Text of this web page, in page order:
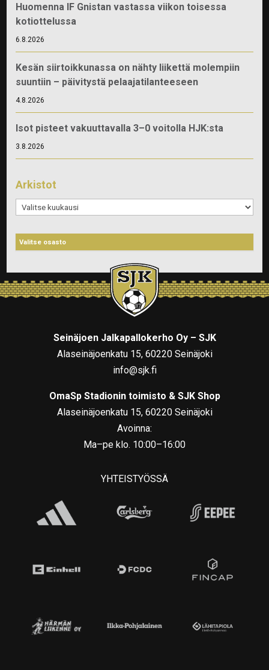
Huomenna IF Gnistan vastassa viikon toisessa
kotiottelussa
6.8.2026
Kesän siirtoikkunassa on nähty liikettä molempiin
suuntiin – päivitystä pelaajatilanteeseen
4.8.2026
Isot pisteet vakuuttavalla 3–0 voitolla HJK:sta
3.8.2026
Arkistot
Arkistot
Seinäjoen Jalkapallokerho Oy – SJK
Alaseinäjoenkatu 15, 60220 Seinäjoki
info@sjk.fi
OmaSp Stadionin toimisto & SJK Shop
Alaseinäjoenkatu 15, 60220 Seinäjoki
Avoinna:
Ma–pe klo. 10:00–16:00
YHTEISTYÖSSÄ